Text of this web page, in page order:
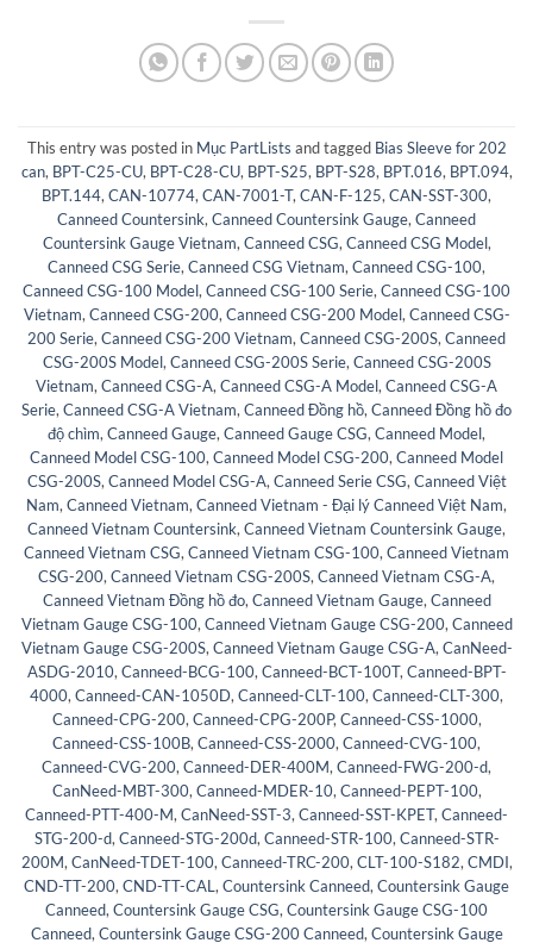
This entry was posted in Mục PartLists and tagged Bias Sleeve for 202
can, BPT-C25-CU, BPT-C28-CU, BPT-S25, BPT-S28, BPT.016, BPT.094,
BPT.144, CAN-10774, CAN-7001-T, CAN-F-125, CAN-SST-300,
Canneed Countersink, Canneed Countersink Gauge, Canneed
Countersink Gauge Vietnam, Canneed CSG, Canneed CSG Model,
Canneed CSG Serie, Canneed CSG Vietnam, Canneed CSG-100,
Canneed CSG-100 Model, Canneed CSG-100 Serie, Canneed CSG-100
Vietnam, Canneed CSG-200, Canneed CSG-200 Model, Canneed CSG-
200 Serie, Canneed CSG-200 Vietnam, Canneed CSG-200S, Canneed
CSG-200S Model, Canneed CSG-200S Serie, Canneed CSG-200S
Vietnam, Canneed CSG-A, Canneed CSG-A Model, Canneed CSG-A
Serie, Canneed CSG-A Vietnam, Canneed Đồng hồ, Canneed Đồng hồ đo
độ chìm, Canneed Gauge, Canneed Gauge CSG, Canneed Model,
Canneed Model CSG-100, Canneed Model CSG-200, Canneed Model
CSG-200S, Canneed Model CSG-A, Canneed Serie CSG, Canneed Việt
Nam, Canneed Vietnam, Canneed Vietnam - Đại lý Canneed Việt Nam,
Canneed Vietnam Countersink, Canneed Vietnam Countersink Gauge,
Canneed Vietnam CSG, Canneed Vietnam CSG-100, Canneed Vietnam
CSG-200, Canneed Vietnam CSG-200S, Canneed Vietnam CSG-A,
Canneed Vietnam Đồng hồ đo, Canneed Vietnam Gauge, Canneed
Vietnam Gauge CSG-100, Canneed Vietnam Gauge CSG-200, Canneed
Vietnam Gauge CSG-200S, Canneed Vietnam Gauge CSG-A, CanNeed-
ASDG-2010, Canneed-BCG-100, Canneed-BCT-100T, Canneed-BPT-
4000, Canneed-CAN-1050D, Canneed-CLT-100, Canneed-CLT-300,
Canneed-CPG-200, Canneed-CPG-200P, Canneed-CSS-1000,
Canneed-CSS-100B, Canneed-CSS-2000, Canneed-CVG-100,
Canneed-CVG-200, Canneed-DER-400M, Canneed-FWG-200-d,
CanNeed-MBT-300, Canneed-MDER-10, Canneed-PEPT-100,
Canneed-PTT-400-M, CanNeed-SST-3, Canneed-SST-KPET, Canneed-
STG-200-d, Canneed-STG-200d, Canneed-STR-100, Canneed-STR-
200M, CanNeed-TDET-100, Canneed-TRC-200, CLT-100-S182, CMDI,
CND-TT-200, CND-TT-CAL , Countersink Canneed, Countersink Gauge
Canneed, Countersink Gauge CSG, Countersink Gauge CSG-100
Canneed, Countersink Gauge CSG-200 Canneed, Countersink Gauge